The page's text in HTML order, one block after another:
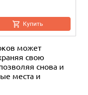
Купить
может
свою
снова и
места и